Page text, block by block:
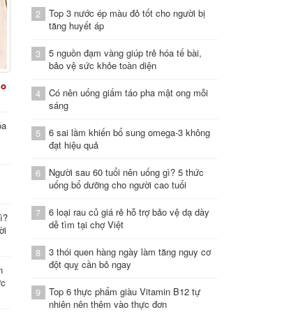
2
Top 3 nước ép màu đỏ tốt cho người bị
tăng huyết áp
3
5 nguồn đạm vàng giúp trẻ hóa tế bài,
bảo vệ sức khỏe toàn diện
4
Có nên uống giấm táo pha mật ong mỗi
sáng
5
6 sai lầm khiến bổ sung omega-3 không
đạt hiệu quả
6
Người sau 60 tuổi nên uống gì? 5 thức
uống bổ dưỡng cho người cao tuổi
7
6 loại rau củ giá rẻ hỗ trợ bảo vệ dạ dày
dễ tìm tại chợ Việt
8
3 thói quen hàng ngày làm tăng nguy cơ
đột quỵ cần bỏ ngay
9
Top 6 thực phẩm giàu Vitamin B12 tự
nhiên nên thêm vào thực đơn